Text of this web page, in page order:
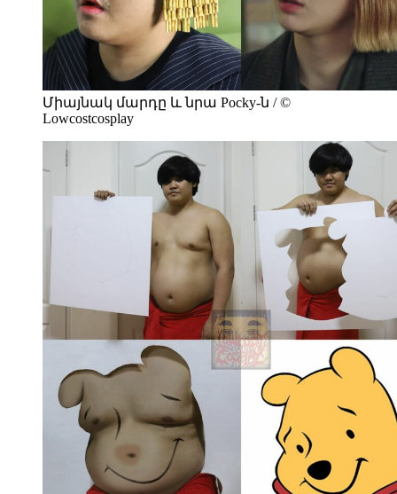
Միայնակ մարդը և նրա Pocky-ն / ©
Lowcostcosplay